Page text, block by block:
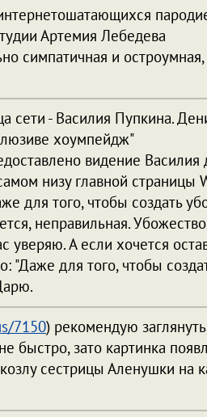
Артемия Лебедева
симпатичная и остроумная,
- Василия Пупкина.
хоумпейдж"
видение Василия
низу главной страницы
для того, чтобы создать
неправильная.
уверяю. А если хочется
"Даже для того, чтобы
7150) рекомендую
быстро, зато картинка
сестрицы Аленушки на